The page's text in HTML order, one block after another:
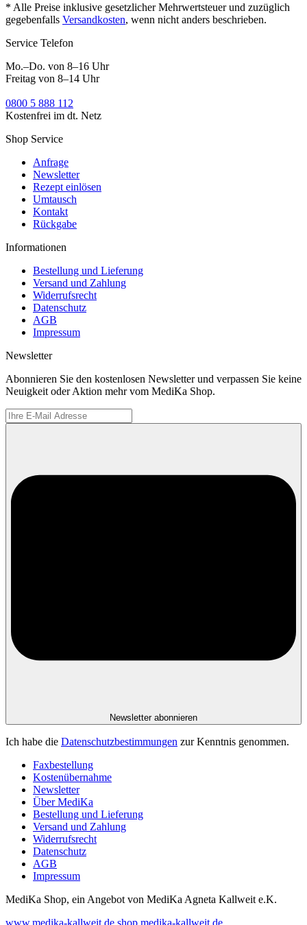
* Alle Preise inklusive gesetzlicher Mehrwertsteuer und zuzüglich
gegebenfalls Versandkosten, wenn nicht anders beschrieben.
Service Telefon
Mo.–Do. von 8–16 Uhr
Freitag von 8–14 Uhr
0800 5 888 112
Kostenfrei im dt. Netz
Shop Service
Anfrage
Newsletter
Rezept einlösen
Umtausch
Kontakt
Rückgabe
Informationen
Bestellung und Lieferung
Versand und Zahlung
Widerrufsrecht
Datenschutz
AGB
Impressum
Newsletter
Abonnieren Sie den kostenlosen Newsletter und verpassen Sie keine
Neuigkeit oder Aktion mehr vom MediKa Shop.
Newsletter abonnieren
Ich habe die Datenschutzbestimmungen zur Kenntnis genommen.
Faxbestellung
Kostenübernahme
Newsletter
Über MediKa
Bestellung und Lieferung
Versand und Zahlung
Widerrufsrecht
Datenschutz
AGB
Impressum
MediKa Shop, ein Angebot von MediKa Agneta Kallweit e.K.
www.medika-kallweit.de shop.medika-kallweit.de